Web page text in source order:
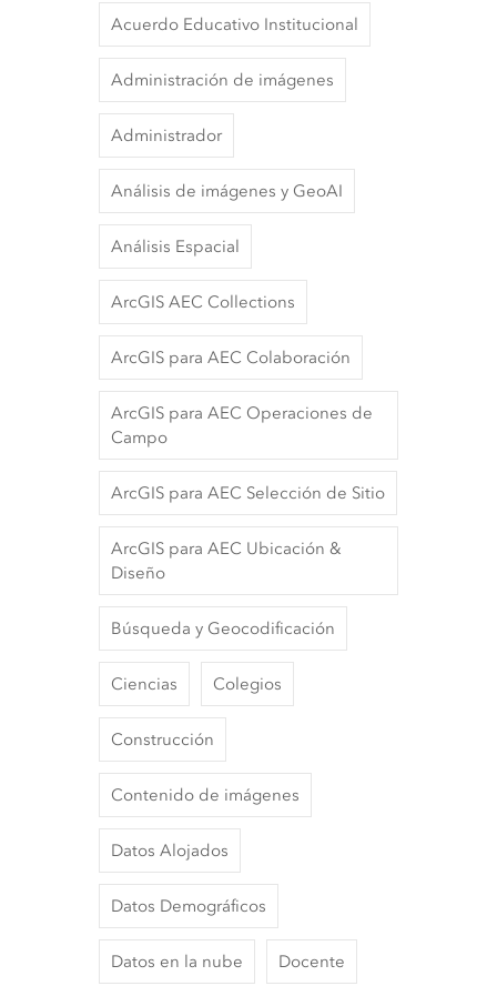
Acuerdo Educativo Institucional
Administración de imágenes
Administrador
Análisis de imágenes y GeoAI
Análisis Espacial
ArcGIS AEC Collections
ArcGIS para AEC Colaboración
ArcGIS para AEC Operaciones de
Campo
ArcGIS para AEC Selección de Sitio
ArcGIS para AEC Ubicación &
Diseño
Búsqueda y Geocodificación
Ciencias Colegios
Construcción
Contenido de imágenes
Datos Alojados
Datos Demográficos
Datos en la nube Docente